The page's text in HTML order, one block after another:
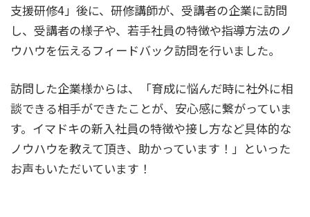
支援研修4」後に、研修講師が、受講者の企業に訪問
し、受講者の様子や、若手社員の特徴や指導方法のノ
ウハウを伝えるフィードバック訪問を行いました。
訪問した企業様からは、「育成に悩んだ時に社外に相
談できる相手ができたことが、安心感に繋がっていま
す。イマドキの新入社員の特徴や接し方など具体的な
ノウハウを教えて頂き、助かっています！」といった
お声もいただいています！